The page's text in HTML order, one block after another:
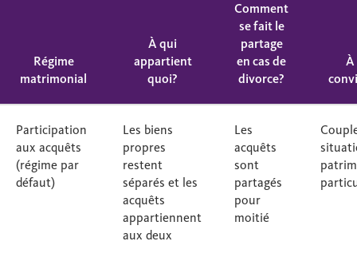
Régime
matrimonial
À qui
appartient
quoi?
Comment
se fait le
partage
en cas de
divorce?
À
Participation
aux acquêts
(régime par
défaut)
Les biens
propres
restent
séparés et les
acquêts
appartiennent
aux deux
Les
acquêts
sont
partagés
pour
moitié